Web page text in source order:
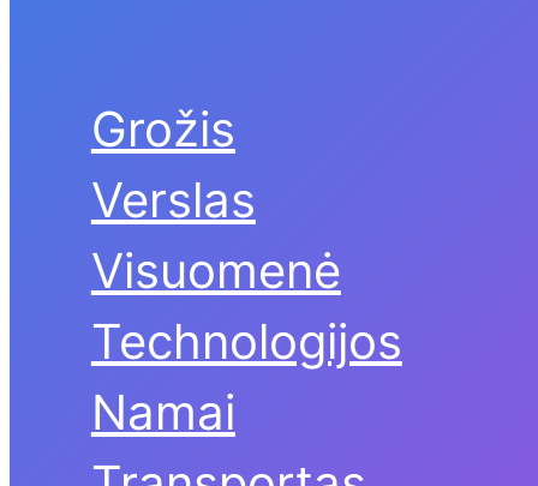
Grožis
Verslas
Visuomenė
Technologijos
Namai